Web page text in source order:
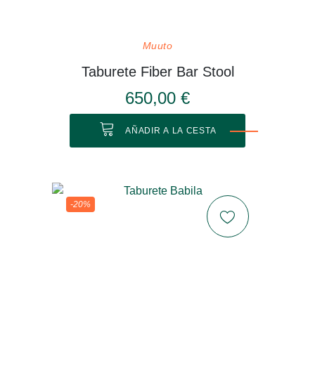
Muuto
Taburete Fiber Bar Stool
650,00 €
AÑADIR A LA CESTA
-20%